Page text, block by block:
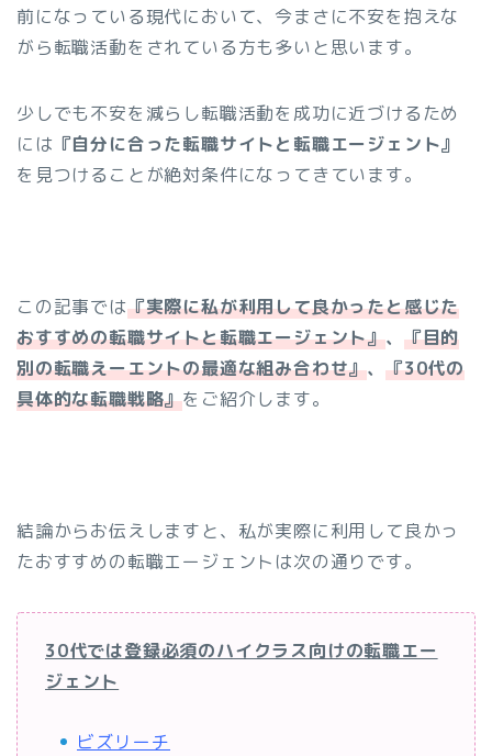
前になっている現代において、今まさに不安を抱えな
がら転職活動をされている方も多いと思います。
少しでも不安を減らし転職活動を成功に近づけるため
には 『自分に合った転職サイトと転職エージェント』
を見つけることが絶対条件になってきています。
この記事では『実際に私が利用して良かったと感じた
おすすめの転職サイトと転職エージェント』、 『目的
別の転職えーエントの最適な組み合わせ』、『30代の
具体的な転職戦略』をご紹介します。
結論からお伝えしますと、私が実際に利用して良かっ
たおすすめの転職エージェントは次の通りです。
30代では登録必須のハイクラス向けの転職エー
ジェント
ビズリーチ